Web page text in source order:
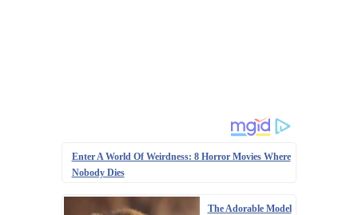
Enter A World Of Weirdness: 8 Horror Movies Where
Nobody Dies
The Adorable Model